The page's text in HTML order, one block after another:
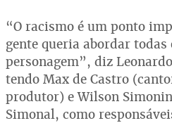
“O racismo é um ponto
gente queria abordar todas
personagem”, diz
tendo Max de Castro
produtor) e Wilson
Simonal, como